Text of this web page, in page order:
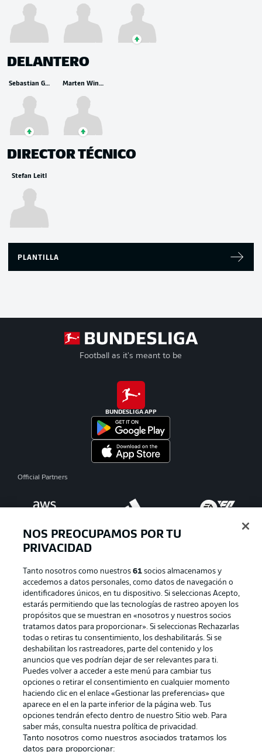
DELANTERO
Sebastian Grönning Marten Winkler
DIRECTOR TÉCNICO
Stefan Leitl
PLANTILLA
Football as it's meant to be
BUNDESLIGA APP
Official Partners
Publicidad Aviso legal
Gestionar las preferencias
Canales Trabajos
Jugadores Condiciones de uso
NOS PREOCUPAMOS POR TU
PRIVACIDAD
Tanto nosotros como nuestros 61socios almacenamos y
accedemos a datos personales, como datos de navegación o
identificadores únicos, en tu dispositivo. Si seleccionas Acepto,
estarás permitiendo que las tecnologías de rastreo apoyen los
propósitos que se muestran en «nosotros y nuestros socios
tratamos datos para proporcionar». Si seleccionas Rechazarlas
todas o retiras tu consentimiento, los deshabilitarás. Si se
deshabilitan los rastreadores, parte del contenido y los
anuncios que ves podrían dejar de ser relevantes para ti.
Puedes volver a acceder a este menú para cambiar tus
opciones o retirar el consentimiento en cualquier momento
haciendo clic en el enlace «Gestionar las preferencias» que
aparece en el en la parte inferior de la página web. Tus
opciones tendrán efecto dentro de nuestro Sitio web. Para
saber más, consulta nuestra política de privacidad.
Tanto nosotros como nuestros asociados tratamos los
datos para proporcionar: